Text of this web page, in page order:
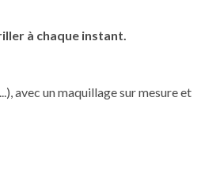
à chaque instant.
avec un maquillage sur mesure et